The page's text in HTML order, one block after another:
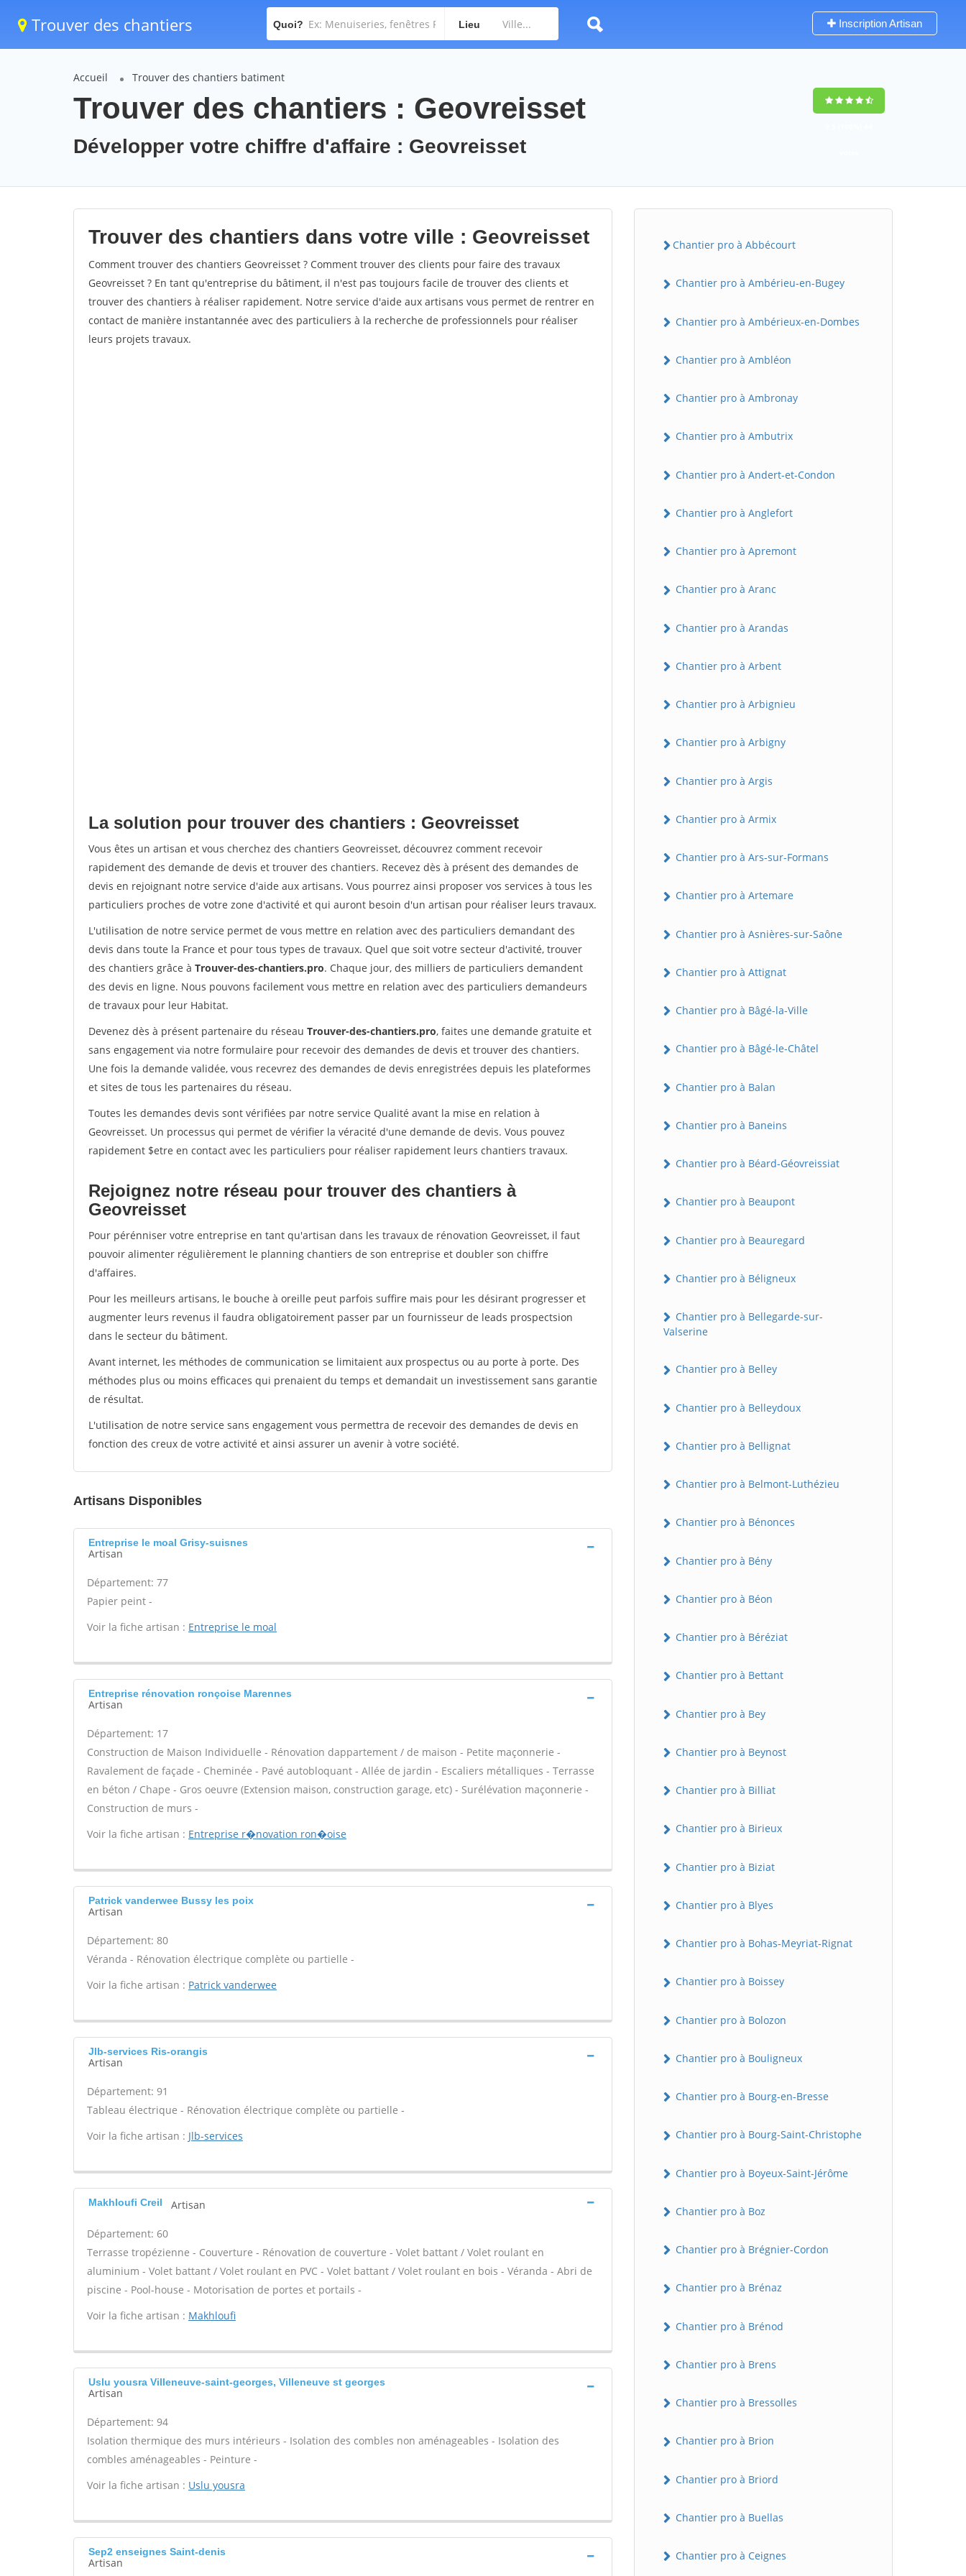
Trouver des chantiers Quoi? Lieu Inscription Artisan
Accueil Trouver des chantiers batiment
Trouver des chantiers : Geovreisset
Développer votre chiffre d'affaire : Geovreisset
Trouver des chantiers dans votre ville : Geovreisset
Comment trouver des chantiers Geovreisset ? Comment trouver des clients pour faire des travaux
Geovreisset ? En tant qu'entreprise du bâtiment, il n'est pas toujours facile de trouver des clients et
trouver des chantiers à réaliser rapidement. Notre service d'aide aux artisans vous permet de rentrer en
contact de manière instantannée avec des particuliers à la recherche de professionnels pour réaliser
leurs projets travaux.
La solution pour trouver des chantiers : Geovreisset
Vous êtes un artisan et vous cherchez des chantiers Geovreisset, découvrez comment recevoir
rapidement des demande de devis et trouver des chantiers. Recevez dès à présent des demandes de
devis en rejoignant notre service d'aide aux artisans. Vous pourrez ainsi proposer vos services à tous les
particuliers proches de votre zone d'activité et qui auront besoin d'un artisan pour réaliser leurs travaux.
L'utilisation de notre service permet de vous mettre en relation avec des particuliers demandant des
devis dans toute la France et pour tous types de travaux. Quel que soit votre secteur d'activité, trouver
des chantiers grâce à Trouver-des-chantiers.pro. Chaque jour, des milliers de particuliers demandent
des devis en ligne. Nous pouvons facilement vous mettre en relation avec des particuliers demandeurs
de travaux pour leur Habitat.
Devenez dès à présent partenaire du réseau Trouver-des-chantiers.pro, faites une demande gratuite et
sans engagement via notre formulaire pour recevoir des demandes de devis et trouver des chantiers.
Une fois la demande validée, vous recevrez des demandes de devis enregistrées depuis les plateformes
et sites de tous les partenaires du réseau.
Toutes les demandes devis sont vérifiées par notre service Qualité avant la mise en relation à
Geovreisset. Un processus qui permet de vérifier la véracité d'une demande de devis. Vous pouvez
rapidement $etre en contact avec les particuliers pour réaliser rapidement leurs chantiers travaux.
Rejoignez notre réseau pour trouver des chantiers à
Geovreisset
Pour pérénniser votre entreprise en tant qu'artisan dans les travaux de rénovation Geovreisset, il faut
pouvoir alimenter régulièrement le planning chantiers de son entreprise et doubler son chiffre
d'affaires.
Pour les meilleurs artisans, le bouche à oreille peut parfois suffire mais pour les désirant progresser et
augmenter leurs revenus il faudra obligatoirement passer par un fournisseur de leads prospectsion
dans le secteur du bâtiment.
Avant internet, les méthodes de communication se limitaient aux prospectus ou au porte à porte. Des
méthodes plus ou moins efficaces qui prenaient du temps et demandait un investissement sans garantie
de résultat.
L'utilisation de notre service sans engagement vous permettra de recevoir des demandes de devis en
fonction des creux de votre activité et ainsi assurer un avenir à votre société.
Artisans Disponibles
Entreprise le moal Grisy-suisnes
Artisan
Département: 77
Papier peint -
Voir la fiche artisan : Entreprise le moal
Entreprise rénovation ronçoise Marennes
Artisan
Département: 17
Construction de Maison Individuelle - Rénovation dappartement / de maison - Petite maçonnerie -
Ravalement de façade - Cheminée - Pavé autobloquant - Allée de jardin - Escaliers métalliques - Terrasse
en béton / Chape - Gros oeuvre (Extension maison, construction garage, etc) - Surélévation maçonnerie -
Construction de murs -
Voir la fiche artisan : Entreprise r�novation ron�oise
Patrick vanderwee Bussy les poix
Artisan
Département: 80
Véranda - Rénovation électrique complète ou partielle -
Voir la fiche artisan : Patrick vanderwee
Jlb-services Ris-orangis
Artisan
Département: 91
Tableau électrique - Rénovation électrique complète ou partielle -
Voir la fiche artisan : Jlb-services
Makhloufi Creil Artisan
Département: 60
Terrasse tropézienne - Couverture - Rénovation de couverture - Volet battant / Volet roulant en
aluminium - Volet battant / Volet roulant en PVC - Volet battant / Volet roulant en bois - Véranda - Abri de
piscine - Pool-house - Motorisation de portes et portails -
Voir la fiche artisan : Makhloufi
Uslu yousra Villeneuve-saint-georges, Villeneuve st georges
Artisan
Département: 94
Isolation thermique des murs intérieurs - Isolation des combles non aménageables - Isolation des
combles aménageables - Peinture -
Voir la fiche artisan : Uslu yousra
Sep2 enseignes Saint-denis
Artisan
Chantier pro à Abbécourt
Chantier pro à Ambérieu-en-Bugey
Chantier pro à Ambérieux-en-Dombes
Chantier pro à Ambléon
Chantier pro à Ambronay
Chantier pro à Ambutrix
Chantier pro à Andert-et-Condon
Chantier pro à Anglefort
Chantier pro à Apremont
Chantier pro à Aranc
Chantier pro à Arandas
Chantier pro à Arbent
Chantier pro à Arbignieu
Chantier pro à Arbigny
Chantier pro à Argis
Chantier pro à Armix
Chantier pro à Ars-sur-Formans
Chantier pro à Artemare
Chantier pro à Asnières-sur-Saône
Chantier pro à Attignat
Chantier pro à Bâgé-la-Ville
Chantier pro à Bâgé-le-Châtel
Chantier pro à Balan
Chantier pro à Baneins
Chantier pro à Béard-Géovreissiat
Chantier pro à Beaupont
Chantier pro à Beauregard
Chantier pro à Béligneux
Chantier pro à Bellegarde-sur-
Valserine
Chantier pro à Belley
Chantier pro à Belleydoux
Chantier pro à Bellignat
Chantier pro à Belmont-Luthézieu
Chantier pro à Bénonces
Chantier pro à Bény
Chantier pro à Béon
Chantier pro à Béréziat
Chantier pro à Bettant
Chantier pro à Bey
Chantier pro à Beynost
Chantier pro à Billiat
Chantier pro à Birieux
Chantier pro à Biziat
Chantier pro à Blyes
Chantier pro à Bohas-Meyriat-Rignat
Chantier pro à Boissey
Chantier pro à Bolozon
Chantier pro à Bouligneux
Chantier pro à Bourg-en-Bresse
Chantier pro à Bourg-Saint-Christophe
Chantier pro à Boyeux-Saint-Jérôme
Chantier pro à Boz
Chantier pro à Brégnier-Cordon
Chantier pro à Brénaz
Chantier pro à Brénod
Chantier pro à Brens
Chantier pro à Bressolles
Chantier pro à Brion
Chantier pro à Briord
Chantier pro à Buellas
Chantier pro à Ceignes